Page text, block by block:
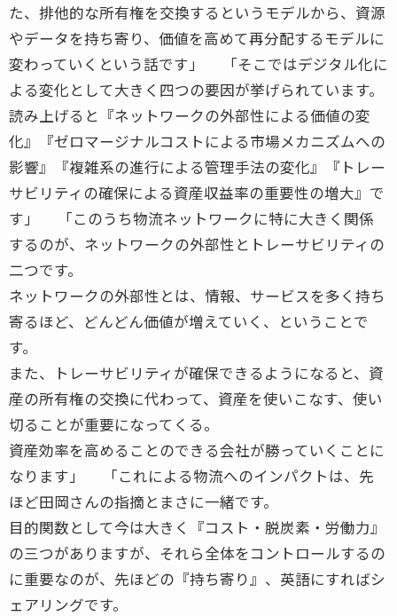
た、排他的な所有権を交換するというモデルから、資源
やデータを持ち寄り、価値を高めて再分配するモデルに
変わっていくという話です」 「そこではデジタル化に
よる変化として大きく四つの要因が挙げられています。
読み上げると『ネットワークの外部性による価値の変
化』『ゼロマージナルコストによる市場メカニズムへの
影響』『複雑系の進行による管理手法の変化』『トレー
サビリティの確保による資産収益率の重要性の増大』で
す」 「このうち物流ネットワークに特に大きく関係
するのが、ネットワークの外部性とトレーサビリティの
二つです。
ネットワークの外部性とは、情報、サービスを多く持ち
寄るほど、どんどん価値が増えていく、ということで
す。
また、トレーサビリティが確保できるようになると、資
産の所有権の交換に代わって、資産を使いこなす、使い
切ることが重要になってくる。
資産効率を高めることのできる会社が勝っていくことに
なります」 「これによる物流へのインパクトは、先
ほど田岡さんの指摘とまさに一緒です。
目的関数として今は大きく『コスト・脱炭素・労働力』
の三つがありますが、それら全体をコントロールするの
に重要なのが、先ほどの『持ち寄り』、英語にすればシ
ェアリングです。